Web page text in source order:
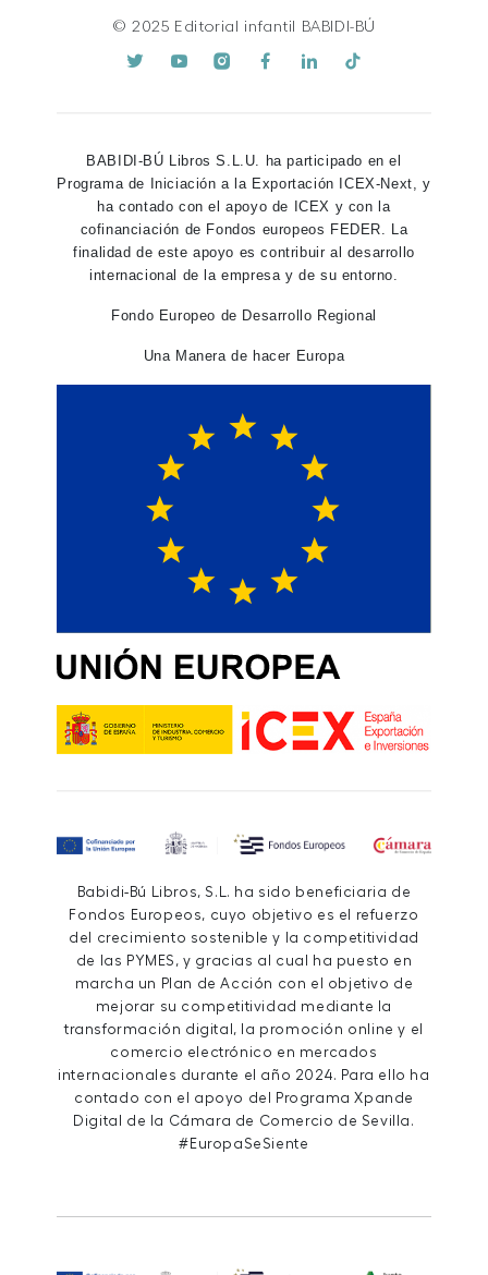
© 2025 Editorial infantil BABIDI-BÚ
BABIDI-BÚ Libros S.L.U. ha participado en el
Programa de Iniciación a la Exportación ICEX-Next, y
ha contado con el apoyo de ICEX y con la
cofinanciación de Fondos europeos FEDER. La
finalidad de este apoyo es contribuir al desarrollo
internacional de la empresa y de su entorno.
Fondo Europeo de Desarrollo Regional
Una Manera de hacer Europa
Babidi-Bú Libros, S.L. ha sido beneficiaria de
Fondos Europeos, cuyo objetivo es el refuerzo
del crecimiento sostenible y la competitividad
de las PYMES, y gracias al cual ha puesto en
marcha un Plan de Acción con el objetivo de
mejorar su competitividad mediante la
transformación digital, la promoción online y el
comercio electrónico en mercados
internacionales durante el año 2024. Para ello ha
contado con el apoyo del Programa Xpande
Digital de la Cámara de Comercio de Sevilla.
#EuropaSeSiente